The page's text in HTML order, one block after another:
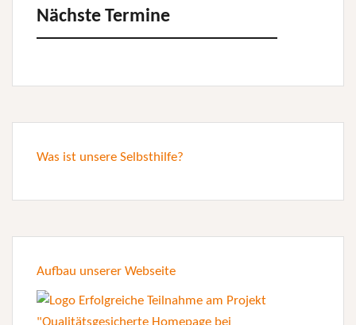
Nächste Termine
Was ist unsere Selbsthilfe?
Aufbau unserer Webseite